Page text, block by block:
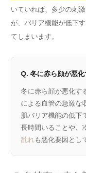
いていれば、多少の刺
が、バリア機能が低下
てしまいます。
Q. 冬に赤ら顔が悪
冬に赤ら顔が悪化す
による血管の急激な
肌バリア機能の低下
長時間いることや、
乱れも悪化要因とし